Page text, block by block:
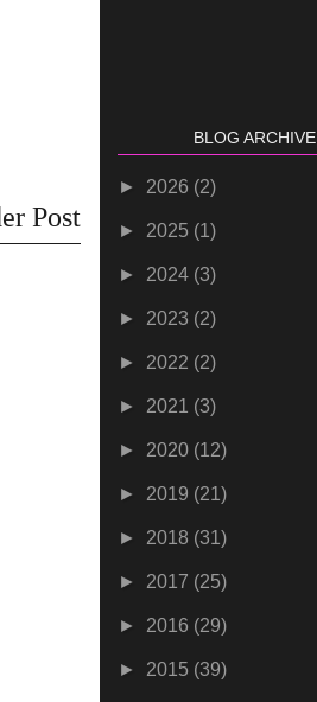
Post
BLOG ARCHIVE
► 2026 (2)
► 2025 (1)
► 2024 (3)
► 2023 (2)
► 2022 (2)
► 2021 (3)
► 2020 (12)
► 2019 (21)
► 2018 (31)
► 2017 (25)
► 2016 (29)
► 2015 (39)